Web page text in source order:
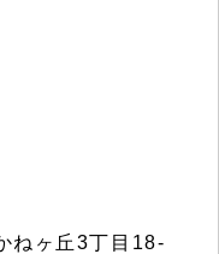
ねヶ丘3丁目18-